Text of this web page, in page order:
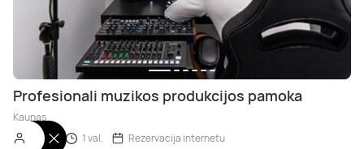
Profesionali muzikos produkcijos pamoka
Kaunas
1 asm.
1 val. Rezervacija internetu